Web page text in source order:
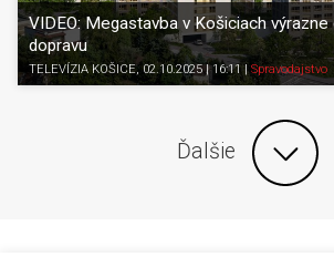
VIDEO: Megastavba v Košiciach
dopravu
TELEVÍZIA KOŠICE, 02.10.2025 | 16:11|Spravodajstvo
Ďalšie